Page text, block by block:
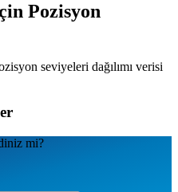
Pozisyon
seviyeleri dağılımı verisi
mi?